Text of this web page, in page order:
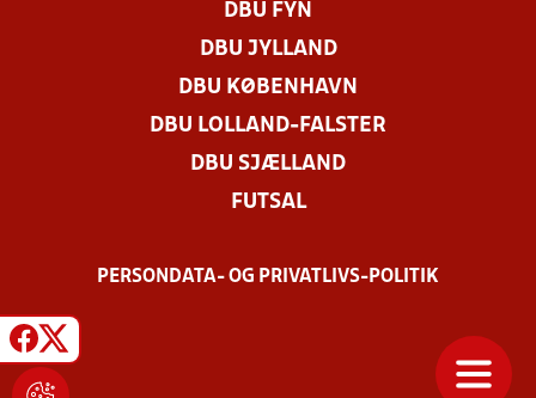
DBU FYN
DBU JYLLAND
DBU KØBENHAVN
DBU LOLLAND-FALSTER
DBU SJÆLLAND
FUTSAL
PERSONDATA- OG PRIVATLIVS-POLITIK